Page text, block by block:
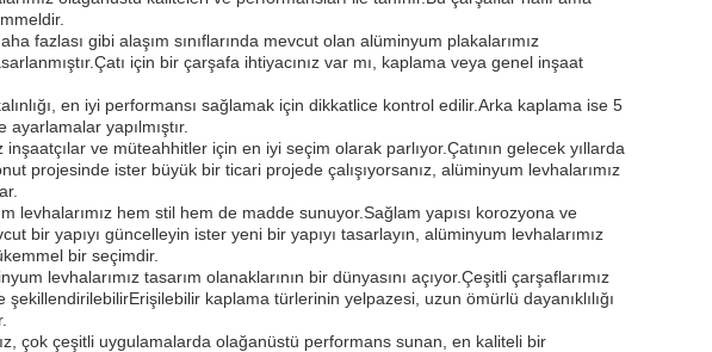
fazlası gibi alaşım sınıflarında mevcut olan alüminyum plakalarımız
için bir çarşafa ihtiyacınız var mı, kaplama veya genel inşaat
en iyi performansı sağlamak için dikkatlice kontrol edilir.Arka kaplama ise 5
yapılmıştır.
ve müteahhitler için en iyi seçim olarak parlıyor.Çatının gelecek yıllarda
projesinde ister büyük bir ticari projede çalışıyorsanız, alüminyum levhalarımız
levhalarımız hem stil hem de madde sunuyor.Sağlam yapısı korozyona ve
bir yapıyı güncelleyin ister yeni bir yapıyı tasarlayın, alüminyum levhalarımız
bir seçimdir.
levhalarımız tasarım olanaklarının bir dünyasını açıyor.Çeşitli çarşaflarımız
kaplama türlerinin yelpazesi, uzun ömürlü dayanıklılığı
çok çeşitli uygulamalarda olağanüstü performans sunan, en kaliteli bir